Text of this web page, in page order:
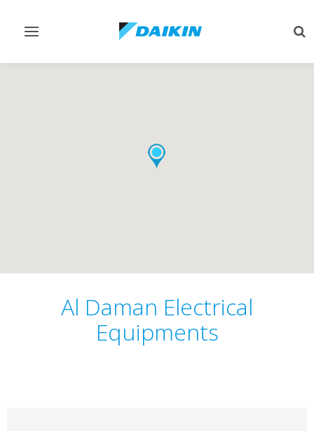
Toggle
Al Daman Electrical
Equipments